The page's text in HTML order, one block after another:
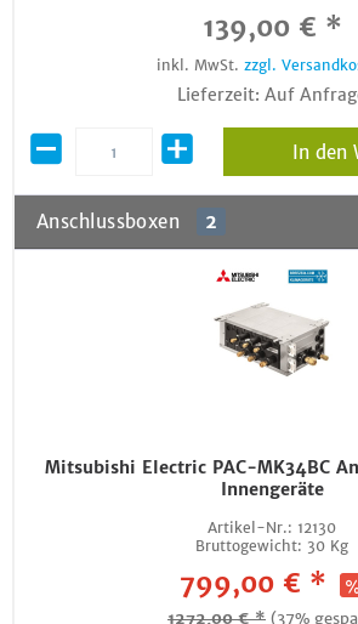
139,00 € *
inkl. MwSt. zzgl.
Lieferzeit: Auf
In den
Anschlussboxen 2
Mitsubishi Electric PAC-MK34BC
Innengeräte
Artikel-Nr.: 12130
Bruttogewicht: 30 Kg
799,00 € *
1272,00 € * (37%